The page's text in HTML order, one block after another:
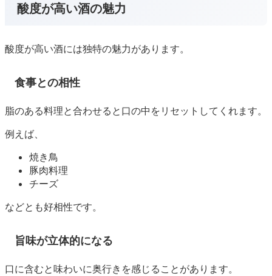
酸度が高い酒の魅力
酸度が高い酒には独特の魅力があります。
食事との相性
脂のある料理と合わせると口の中をリセットしてくれます。
例えば、
焼き鳥
豚肉料理
チーズ
などとも好相性です。
旨味が立体的になる
口に含むと味わいに奥行きを感じることがあります。